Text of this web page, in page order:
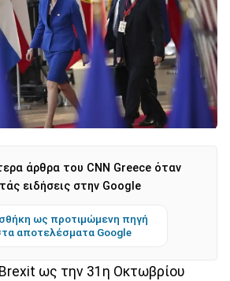
άρθρα του CNN Greece όταν
ειδήσεις στην Google
ως προτιμώμενη πηγή
αποτελέσματα Google
ως την 31η Οκτωβρίου